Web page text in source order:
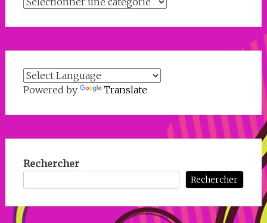
Powered by Translate
Rechercher
Rechercher